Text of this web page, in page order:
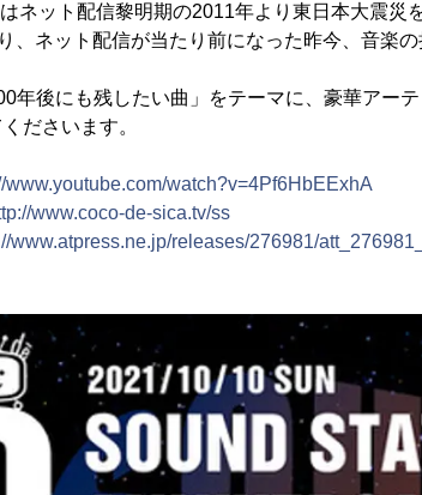
ネット配信黎明期の2011年より東日本大震災
、ネット配信が当たり前になった昨今、音楽
年後にも残したい曲」をテーマに、豪華アー
ださいます。
www.youtube.com/watch?v=4Pf6HbEExhA
www.coco-de-sica.tv/ss
www.atpress.ne.jp/releases/276981/